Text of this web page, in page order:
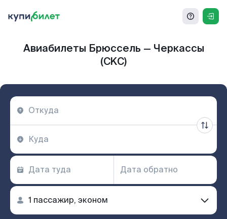
Авиабилеты Брюссель — Черкассы
(CKC)